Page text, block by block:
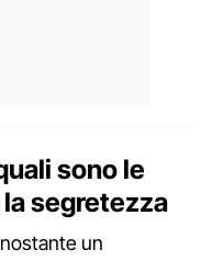
sono le
segretezza
un